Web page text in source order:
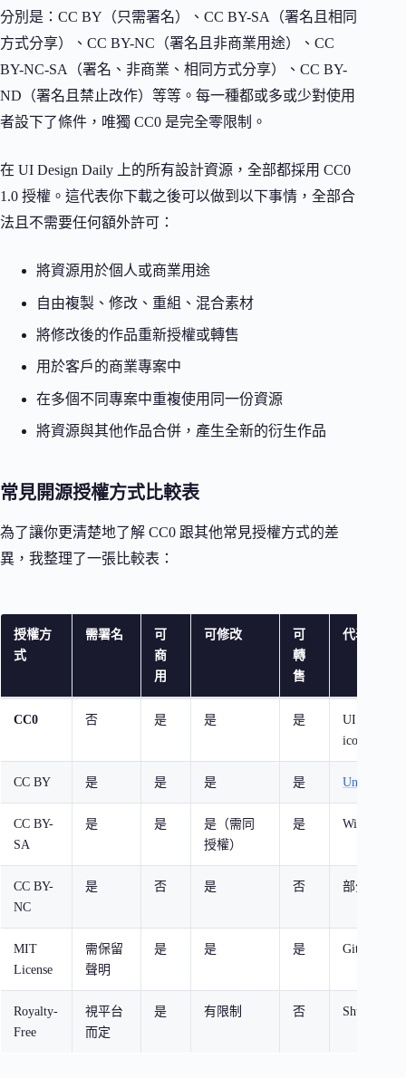
分別是：CC BY（只需署名）、CC BY-SA（署名且相同
方式分享）、CC BY-NC（署名且非商業用途）、CC
BY-NC-SA（署名、非商業、相同方式分享）、CC BY-
ND（署名且禁止改作）等等。每一種都或多或少對使用
者設下了條件，唯獨 CC0 是完全零限制。
在 UI Design Daily 上的所有設計資源，全部都採用 CC0
1.0 授權。這代表你下載之後可以做到以下事情，全部合
法且不需要任何額外許可：
將資源用於個人或商業用途
自由複製、修改、重組、混合素材
將修改後的作品重新授權或轉售
用於客戶的商業專案中
在多個不同專案中重複使用同一份資源
將資源與其他作品合併，產生全新的衍生作品
常見開源授權方式比較表
為了讓你更清楚地了解 CC0 跟其他常見授權方式的差
異，我整理了一張比較表：
授權方
式
需署名
可
商
用
可修改
可
轉
售
代表性平台
CC0 否 是 是 是
UI Design
iconmonstr
CC BY 是 是 是 是 Unsplash
CC BY-
SA
是 是
是（需同
授權）
是 Wikipedia
CC BY-
NC
是 否 是 否 部分 Flickr
MIT
License
需保留
聲明
是 是 是 GitHub 開
Royalty-
Free
視平台
而定
是 有限制 否 Shutterstock